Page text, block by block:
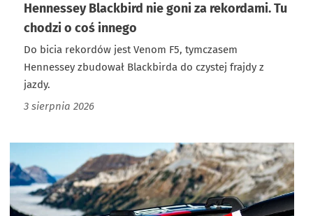
Hennessey Blackbird nie goni za rekordami. Tu
chodzi o coś innego
Do bicia rekordów jest Venom F5, tymczasem
Hennessey zbudował Blackbirda do czystej frajdy z
jazdy.
3 sierpnia 2026